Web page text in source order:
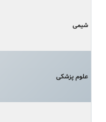
شیمی
علوم پزشکی